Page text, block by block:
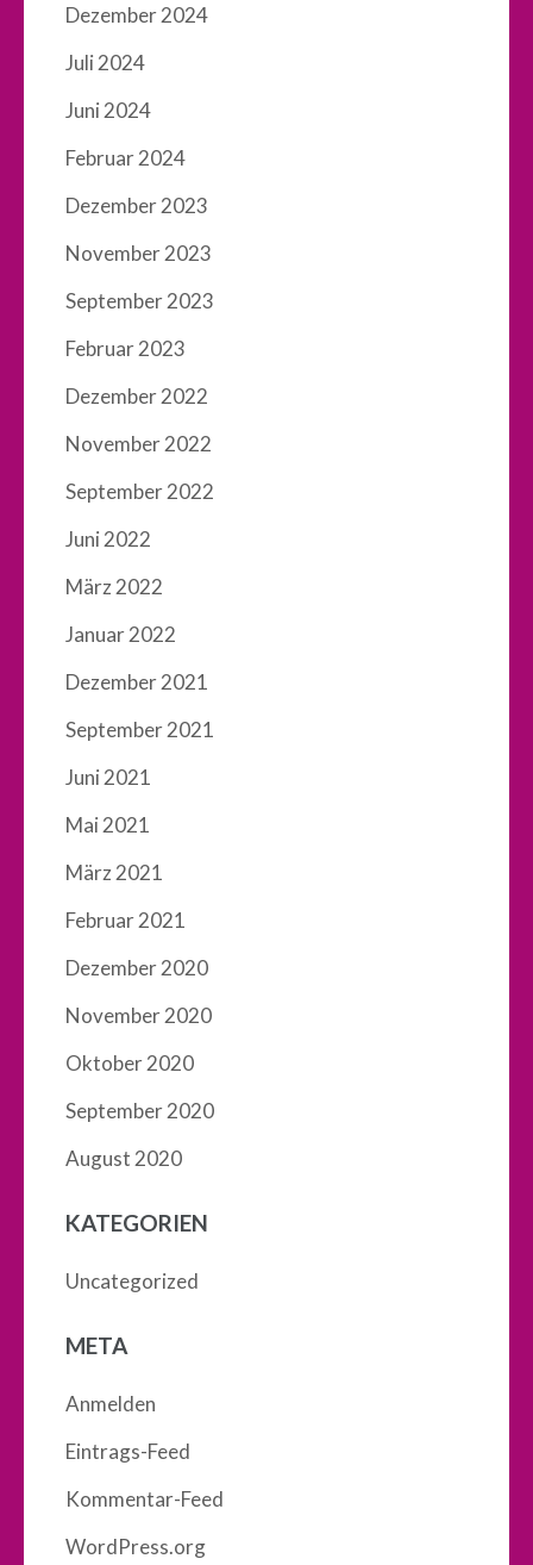
Dezember 2024
Juli 2024
Juni 2024
Februar 2024
Dezember 2023
November 2023
September 2023
Februar 2023
Dezember 2022
November 2022
September 2022
Juni 2022
März 2022
Januar 2022
Dezember 2021
September 2021
Juni 2021
Mai 2021
März 2021
Februar 2021
Dezember 2020
November 2020
Oktober 2020
September 2020
August 2020
KATEGORIEN
Uncategorized
META
Anmelden
Eintrags-Feed
Kommentar-Feed
WordPress.org